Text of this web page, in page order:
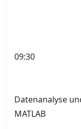
09:30
Datenanalyse
MATLAB